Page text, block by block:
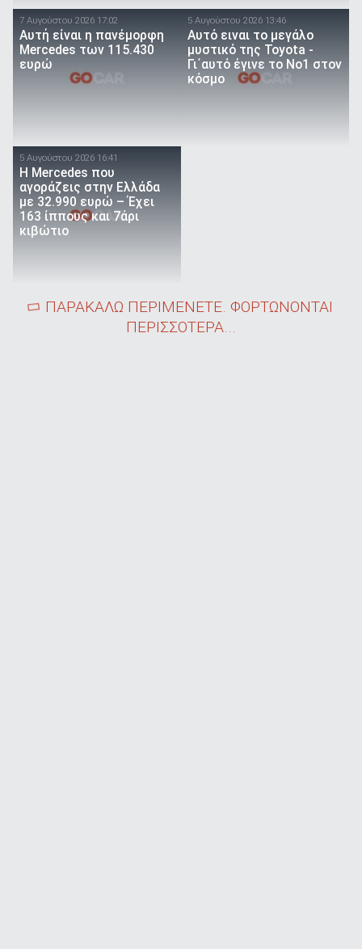
7 Αυγούστου 2026 17:02
Αυτή είναι η πανέμορφη
Mercedes των 115.430
ευρώ
5 Αυγούστου 2026 13:46
Αυτό ειναι τo μεγάλο
μυστικό της Toyota -
Γι΄αυτό έγινε το Νο1 στον
κόσμο
5 Αυγούστου 2026 16:41
Η Mercedes που
αγοράζεις στην Ελλάδα
με 32.990 ευρώ – Έχει
163 ίππους και 7άρι
κιβώτιο
ΠΑΡΑΚΑΛΩ ΠΕΡΙΜΕΝΕΤΕ. ΦΟΡΤΩΝΟΝΤΑΙ
ΠΕΡΙΣΣΟΤΕΡΑ...